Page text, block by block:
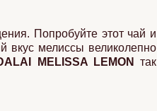
Попробуйте этот чай и
вкус мелиссы великолепно
MELISSA LEMON
так